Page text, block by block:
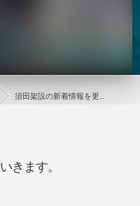
須田架設の新着情報を更新していきます。
きます。